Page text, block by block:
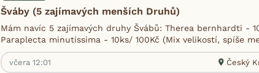
Šváby (5 zajímavých menších Druhů)
Mám navíc 5 zajímavých druhy Švábů: Therea bernhardti -
Paraplecta minutissima - 10ks/ 100Kč (Mix velikostí, spíše
včera 12:01 Český